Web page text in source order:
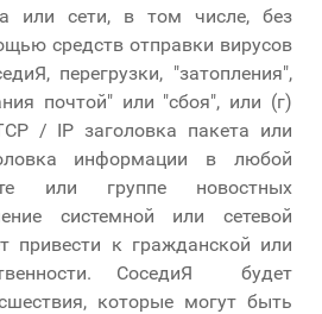
или сети, в том числе, без
средств отправки вирусов
перегрузки, "затопления",
почтой" или "сбоя", или (г)
/ IP заголовка пакета или
информации в любой
или группе новостных
системной или сетевой
привести к гражданской или
СоседиЯ будет
которые могут быть